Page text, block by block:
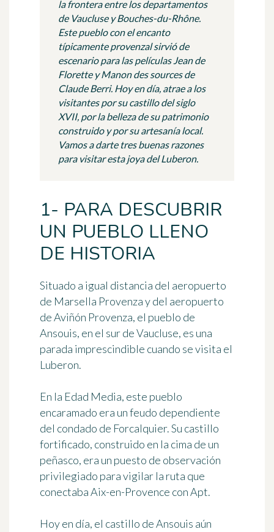
la frontera entre los departamentos
de Vaucluse y Bouches-du-Rhône.
Este pueblo con el encanto
típicamente provenzal sirvió de
escenario para las películas Jean de
Florette y Manon des sources de
Claude Berri. Hoy en día, atrae a los
visitantes por su castillo del siglo
XVII, por la belleza de su patrimonio
construido y por su artesanía local.
Vamos a darte tres buenas razones
para visitar esta joya del Luberon.
1- PARA DESCUBRIR
UN PUEBLO LLENO
DE HISTORIA
Situado a igual distancia del aeropuerto
de Marsella Provenza y del aeropuerto
de Aviñón Provenza, el pueblo de
Ansouis, en el sur de Vaucluse, es una
parada imprescindible cuando se visita el
Luberon.
En la Edad Media, este pueblo
encaramado era un feudo dependiente
del condado de Forcalquier. Su castillo
fortificado, construido en la cima de un
peñasco, era un puesto de observación
privilegiado para vigilar la ruta que
conectaba Aix-en-Provence con Apt.
Hoy en día, el castillo de Ansouis aún